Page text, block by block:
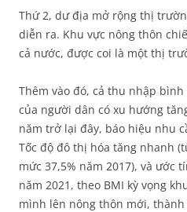
Thứ 2, dư địa mở rộng thị
diễn ra. Khu vực nông thôn
cả nước, được coi là một thị
Thêm vào đó, cả thu nhập
của người dân có xu hướng
năm trở lại đây, báo hiệu nhu
Tốc độ đô thị hóa tăng nhanh
mức 37,5% năm 2017), và ước
năm 2021, theo BMI kỳ vọng
mình lên nông thôn mới,